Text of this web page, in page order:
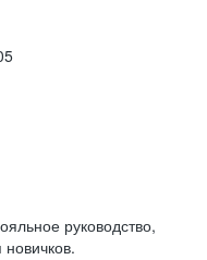
руководство,